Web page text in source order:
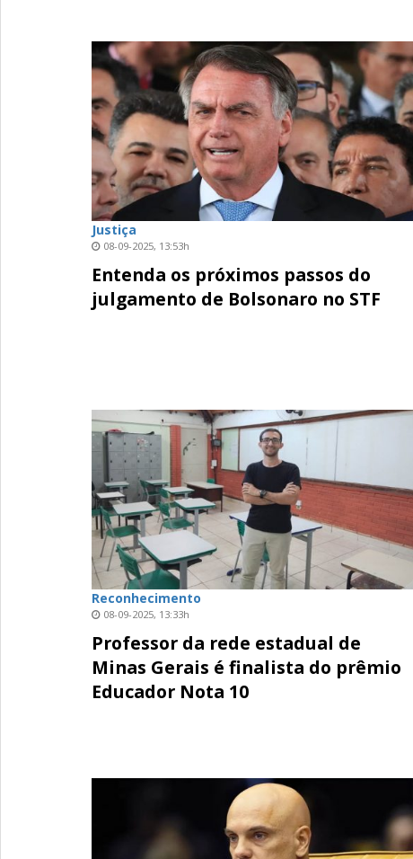
Justiça
08-09-2025, 13:53h
Entenda os próximos passos do
julgamento de Bolsonaro no STF
Reconhecimento
08-09-2025, 13:33h
Professor da rede estadual de
Minas Gerais é finalista do prêmio
Educador Nota 10